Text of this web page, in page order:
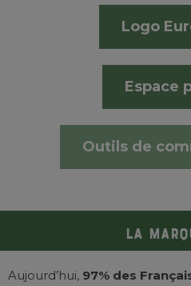
Logo
Espace
Outils de
La
Aujourd’hui, 97% des